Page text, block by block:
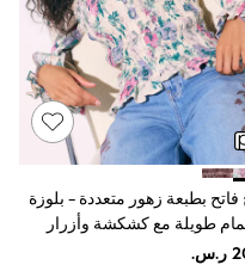
All
فاتح بطبعة زهور متعددة - بلوزة
طويلة مع كشكشة وأزرار